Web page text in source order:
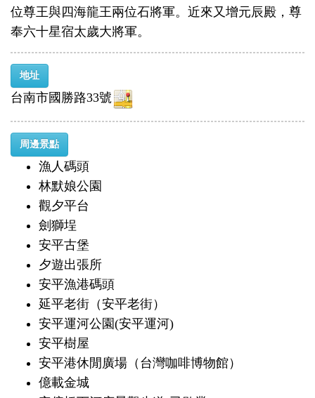
位尊王與四海龍王兩位石將軍。近來又增元辰殿，尊
奉六十星宿太歲大將軍。
地址
台南市國勝路33號
周邊景點
漁人碼頭
林默娘公園
觀夕平台
劍獅埕
安平古堡
夕遊出張所
安平漁港碼頭
延平老街（安平老街）
安平運河公園(安平運河)
安平樹屋
安平港休閒廣場（台灣咖啡博物館）
億載金城